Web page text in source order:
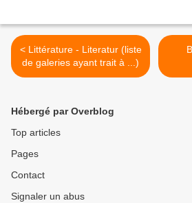
< Littérature - Literatur (liste
de galeries ayant trait à ...)
Hébergé par Overblog
Top articles
Pages
Contact
Signaler un abus